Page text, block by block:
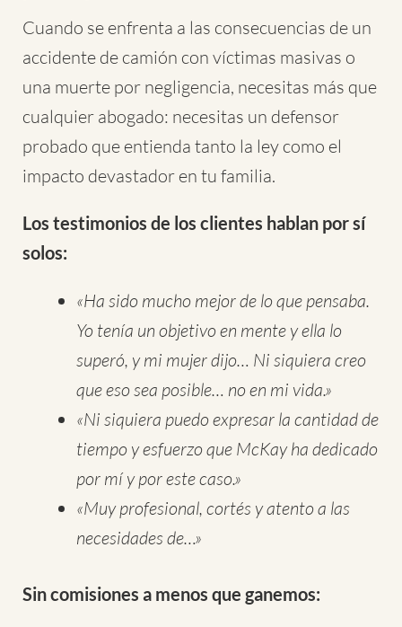
Cuando se enfrenta a las consecuencias de un
accidente de camión con víctimas masivas o
una muerte por negligencia, necesitas más que
cualquier abogado: necesitas un defensor
probado que entienda tanto la ley como el
impacto devastador en tu familia.
Los testimonios de los clientes hablan por sí
solos:
«Ha sido mucho mejor de lo que pensaba.
Yo tenía un objetivo en mente y ella lo
superó, y mi mujer dijo… Ni siquiera creo
que eso sea posible… no en mi vida.»
«Ni siquiera puedo expresar la cantidad de
tiempo y esfuerzo que McKay ha dedicado
por mí y por este caso.»
«Muy profesional, cortés y atento a las
necesidades de…»
Sin comisiones a menos que ganemos: